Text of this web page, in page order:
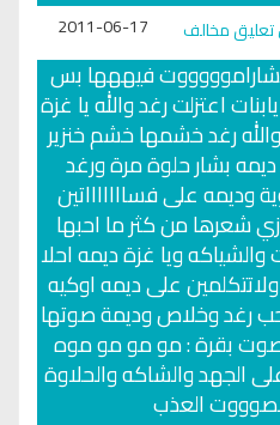
تعليق مخالف 2011-06-17
فيههها بس
اعتزلت رغد والله يا غزة
رغد خشمها خشم خنزير
ديمه بشار حلوة مرة ورغد
وديمه على فساااااااتين
شعرها من كثر ما احبها
ويا غزة ديمه احلا
على ديمه اوكيه
رغد وخلاص وديمة صوتها
بقرة : مو مو مو موه
والشاكه والحلاوة
العذب